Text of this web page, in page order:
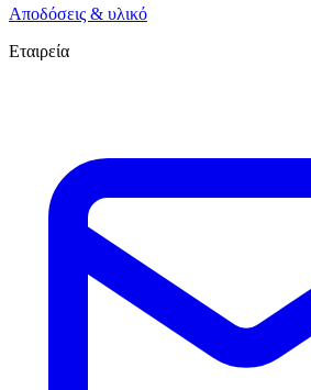
Αποδόσεις & υλικό
Εταιρεία